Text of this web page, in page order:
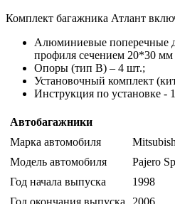
Комплект багажника Атлант
Алюминиевые поперечные
профиля сечением 20*30 мм
Опоры (тип B) – 4 шт.;
Установочный комплект
Инструкция по установке -
Автобагажники
Марка автомобиля
Модель автомобиля
Pajero
Год начала выпуска
1998